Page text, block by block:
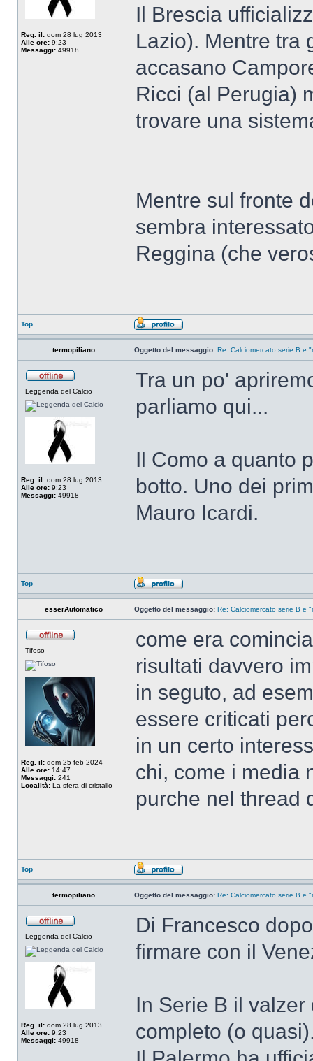
Reg. il: dom 28 lug 2013
Alle ore: 9:23
Messaggi: 49918
Il Brescia
Lazio). Mentre tra
accasano
Ricci (al Perugia)
trovare una
Mentre sul fronte
sembra
Reggina (che
Top
termopiliano Oggetto del messaggio: Re: Calciomercato serie B e
Leggenda del Calcio
Reg. il: dom 28 lug 2013
Alle ore: 9:23
Messaggi: 49918
Tra un po'
parliamo qui...
Il Como a quanto
botto. Uno dei
Mauro Icardi.
Top
esserAutomatico Oggetto del messaggio: Re: Calciomercato serie B e
Tifoso
Reg. il: dom 25 feb 2024
Alle ore: 14:47
Messaggi: 241
Località: La sfera di cristallo
come era
risultati davvero
in seguto, ad
essere criticati
in un certo
chi, come i media
purche nel thread
Top
termopiliano Oggetto del messaggio: Re: Calciomercato serie B e
Leggenda del Calcio
Reg. il: dom 28 lug 2013
Alle ore: 9:23
Messaggi: 49918
Di Francesco
firmare con il
In Serie B il
completo (o